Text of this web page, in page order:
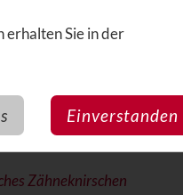
werden
zur
Zähneknirschen
Sie in der
Einverstanden